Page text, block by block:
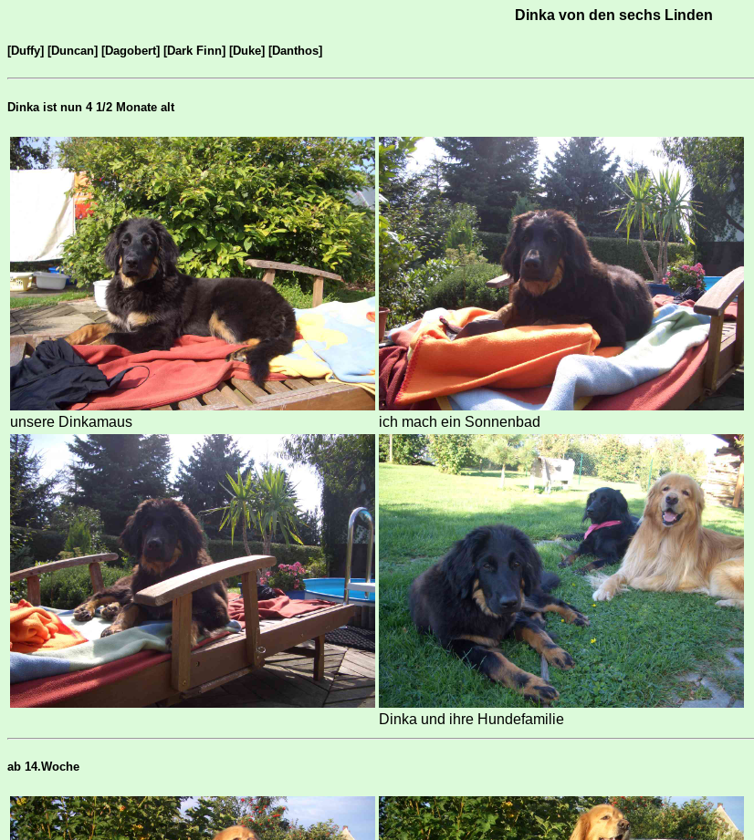
Dinka von den sechs Linden
[Duffy] [Duncan] [Dagobert] [Dark Finn] [Duke] [Danthos]
Dinka ist nun 4 1/2 Monate alt
unsere Dinkamaus ich mach ein Sonnenbad
Dinka und ihre Hundefamilie
ab 14.Woche